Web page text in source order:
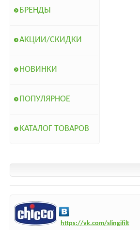
БРЕНДЫ
АКЦИИ/СКИДКИ
НОВИНКИ
ПОПУЛЯРНОЕ
КАТАЛОГ ТОВАРОВ
https://vk.com/slingifilt